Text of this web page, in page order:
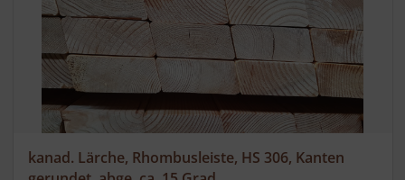
kanad. Lärche, Rhombusleiste, HS 306, Kanten